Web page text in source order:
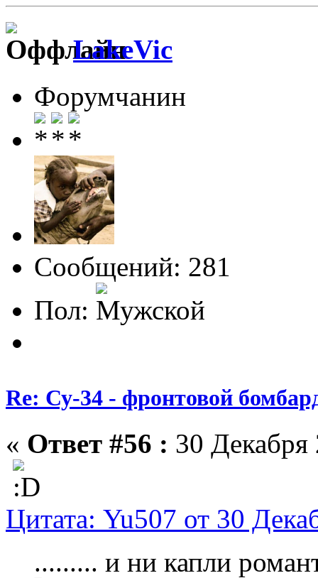
LakeVic
Форумчанин
Сообщений: 281
Пол:
Re: Су-34 - фронтовой
« Ответ #56 : 30
Цитата: Yu507 от 30
......... и ни капли